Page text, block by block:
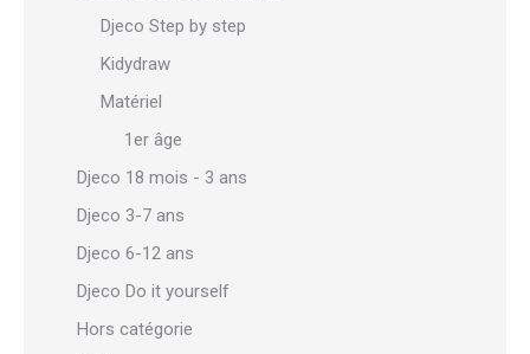
Djeco Step by step
Kidydraw
Matériel
1er âge
Djeco 18 mois - 3 ans
Djeco 3-7 ans
Djeco 6-12 ans
Djeco Do it yourself
Hors catégorie